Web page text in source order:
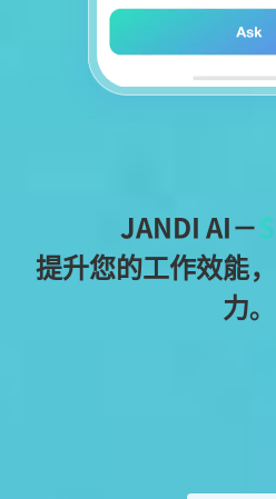
JANDI AI－
提升您的工作效能
力。